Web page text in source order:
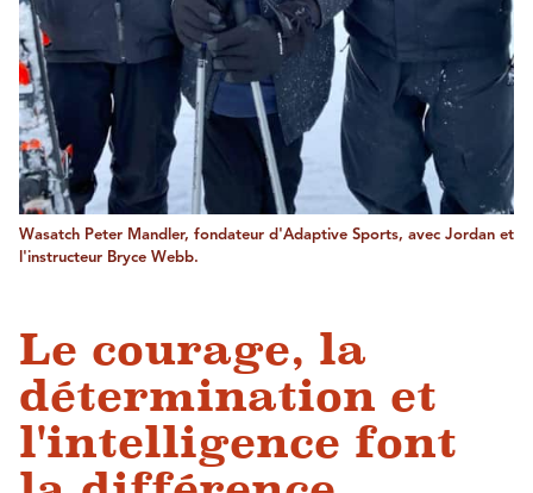
Wasatch Peter Mandler, fondateur d'Adaptive Sports, avec Jordan et
l'instructeur Bryce Webb.
Le courage, la
détermination et
l'intelligence font